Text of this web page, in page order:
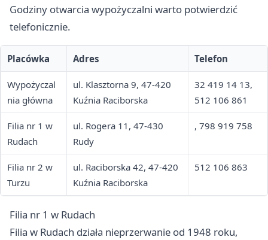
Godziny otwarcia wypożyczalni warto potwierdzić
telefonicznie.
Placówka Adres Telefon
Wypożyczal
nia główna
ul. Klasztorna 9, 47-420
Kuźnia Raciborska
32 419 14 13,
512 106 861
Filia nr 1 w
Rudach
ul. Rogera 11, 47-430
Rudy
, 798 919 758
Filia nr 2 w
Turzu
ul. Raciborska 42, 47-420
Kuźnia Raciborska
512 106 863
Filia nr 1 w Rudach
Filia w Rudach działa nieprzerwanie od 1948 roku,